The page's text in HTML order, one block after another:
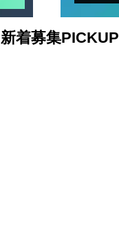
新着募集PICKUP